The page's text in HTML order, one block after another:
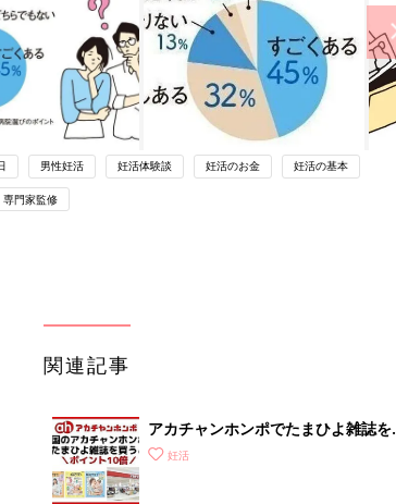
男性妊活 妊活体験談 妊活のお金 妊活の基本
専門家監修
関連記事
アカチャンホンポでたまひよ雑誌を
うとポイント10倍【期間限定】
妊活